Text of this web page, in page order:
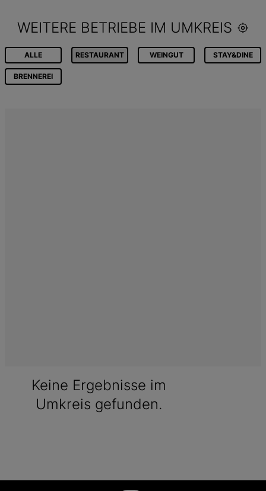
WEITERE BETRIEBE IM UMKREIS
ALLE RESTAURANT WEINGUT STAY&DINE
BRENNEREI
Keine Ergebnisse im
Umkreis gefunden.